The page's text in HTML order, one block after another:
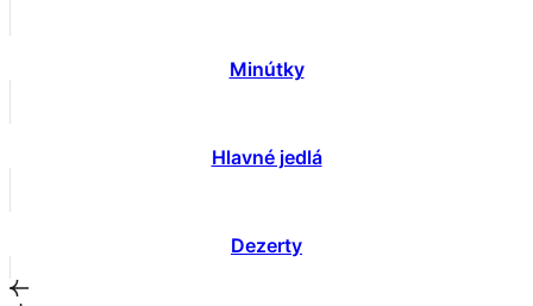
Minútky
Hlavné jedlá
Dezerty